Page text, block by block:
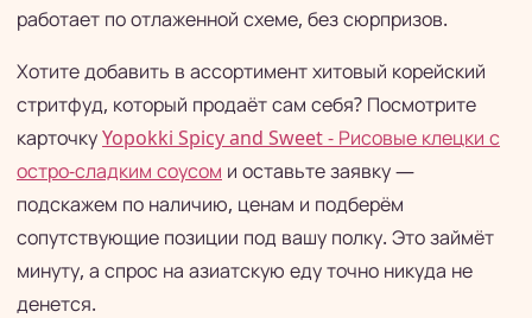
работает по отлаженной схеме, без сюрпризов.
Хотите добавить в ассортимент хитовый корейский
стритфуд, который продаёт сам себя? Посмотрите
карточкуYopokki Spicy and Sweet - Рисовые клецки с
остро-сладким соусом и оставьте заявку —
подскажем по наличию, ценам и подберём
сопутствующие позиции под вашу полку. Это займёт
минуту, а спрос на азиатскую еду точно никуда не
денется.